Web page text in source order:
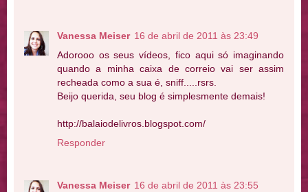
Vanessa Meiser 16 de abril de 2011 às 23:49
Adorooo os seus vídeos, fico aqui só imaginando
quando a minha caixa de correio vai ser assim
recheada como a sua é, sniff.....rsrs.
Beijo querida, seu blog é simplesmente demais!
http://balaiodelivros.blogspot.com/
Responder
Vanessa Meiser 16 de abril de 2011 às 23:55